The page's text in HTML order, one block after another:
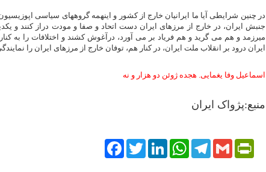
در چنین شرایطی آیا ما ایرانیان خارج از کشور و اینهمه گروههای سیاسی
جنبش ایران، در خارج از مرزهای ایران دست اتحاد و صفا و مودت دراز کنند و
میرزمد و هم می گرید و هم فریاد بر می آورد، درآغوش کشند و اختلافات را به کناری
ایران درود بر انقلاب ملت ایران، در کنار هم، توفان خارج از مرزهای ایران را
اسماعیل وفا یغمایی. هجده ژوئن دو هزار و نه
منبع:پژواک ایران
FacebookTwitterLinkedIn
WhatsAppTelegramGmail
PrintFriendly